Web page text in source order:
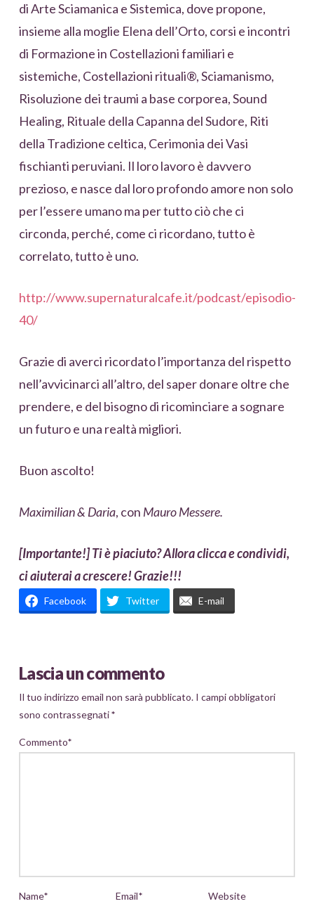
di Arte Sciamanica e Sistemica, dove propone,
insieme alla moglie Elena dell’Orto, corsi e incontri
di Formazione in Costellazioni familiari e
sistemiche, Costellazioni rituali®, Sciamanismo,
Risoluzione dei traumi a base corporea, Sound
Healing, Rituale della Capanna del Sudore, Riti
della Tradizione celtica, Cerimonia dei Vasi
fischianti peruviani. Il loro lavoro è davvero
prezioso, e nasce dal loro profondo amore non solo
per l’essere umano ma per tutto ciò che ci
circonda, perché, come ci ricordano, tutto è
correlato, tutto è uno.
http://www.supernaturalcafe.it/podcast/episodio-
40/
Grazie di averci ricordato l’importanza del rispetto
nell’avvicinarci all’altro, del saper donare oltre che
prendere, e del bisogno di ricominciare a sognare
un futuro e una realtà migliori.
Buon ascolto!
Maximilian & Daria, con Mauro Messere.
[Importante!] Ti è piaciuto? Allora clicca e condividi,
ci aiuterai a crescere! Grazie!!!
Facebook Twitter E-mail
Lascia un commento
Il tuo indirizzo email non sarà pubblicato. I campi obbligatori
sono contrassegnati*
Commento*
Name* Email* Website